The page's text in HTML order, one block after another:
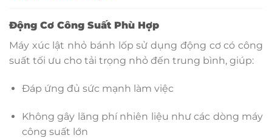
Động Cơ Công Suất Phù Hợp
Máy xúc lật nhỏ bánh lốp sử dụng động cơ có công
suất tối ưu cho tải trọng nhỏ đến trung bình, giúp:
Đáp ứng đủ sức mạnh làm việc
Không gây lãng phí nhiên liệu như các dòng máy
công suất lớn